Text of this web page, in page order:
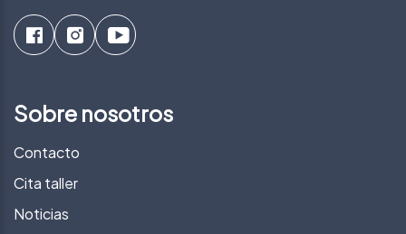
Sobre nosotros
Contacto
Cita taller
Noticias